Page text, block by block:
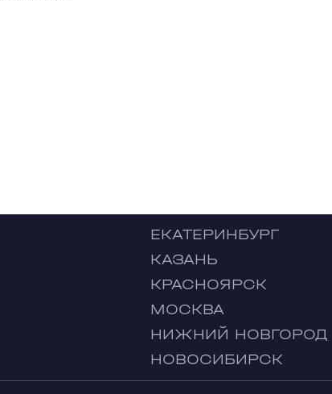
ЕКАТЕРИНБУРГ
КАЗАНЬ
КРАСНОЯРСК
МОСКВА
НИЖНИЙ НОВГОРОД
НОВОСИБИРСК